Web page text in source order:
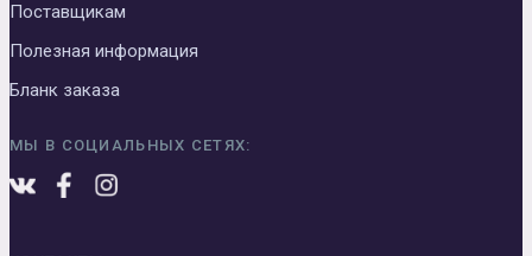
Поставщикам
Полезная информация
Бланк заказа
МЫ В СОЦИАЛЬНЫХ СЕТЯХ: